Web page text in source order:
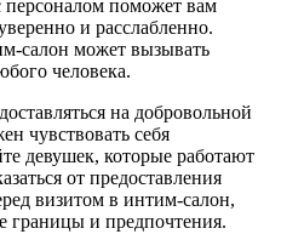
поможет вам
и расслабленно.
салон может вызывать
человека.
на добровольной
чувствовать себя
девушек, которые работают
от предоставления
визитом в интим-салон,
границы и предпочтения.